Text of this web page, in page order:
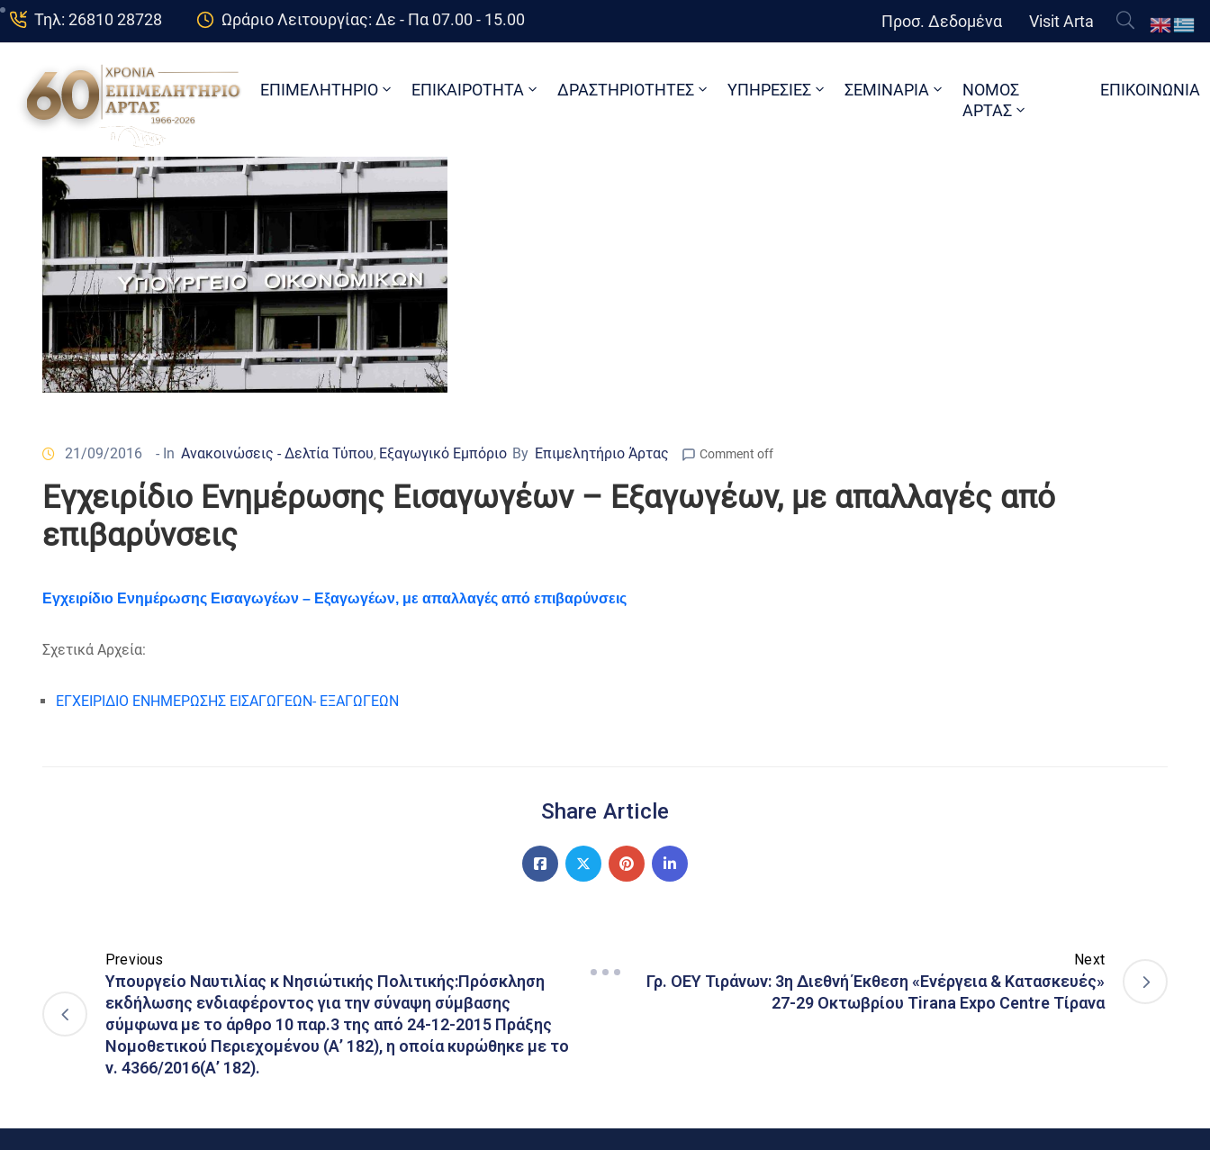
Τηλ: 26810 28728 Ωράριο Λειτουργίας: Δε - Πα 07.00 - 15.00 Προσ. Δεδομένα Visit Arta
ΕΠΙΜΕΛΗΤΗΡΙΟ ΕΠΙΚΑΙΡΟΤΗΤΑ ΔΡΑΣΤΗΡΙΟΤΗΤΕΣ ΥΠΗΡΕΣΙΕΣ ΣΕΜΙΝΑΡΙΑ
ΝΟΜΟΣ
ΑΡΤΑΣ
ΕΠΙΚΟΙΝΩΝΙΑ
21/09/2016 - In Ανακοινώσεις - Δελτία Τύπου‚ Εξαγωγικό Εμπόριο By Επιμελητήριο Άρτας Comment off
Εγχειρίδιο Ενημέρωσης Εισαγωγέων – Εξαγωγέων, με απαλλαγές από
επιβαρύνσεις
Εγχειρίδιο Ενημέρωσης Εισαγωγέων – Εξαγωγέων, με απαλλαγές από επιβαρύνσεις
Σχετικά Αρχεία:
ΕΓΧΕΙΡΙΔΙΟ ΕΝΗΜΕΡΩΣΗΣ ΕΙΣΑΓΩΓΕΩΝ- ΕΞΑΓΩΓΕΩΝ
Share Article
Previous
Υπουργείο Ναυτιλίας κ Νησιώτικής Πολιτικής:Πρόσκληση
εκδήλωσης ενδιαφέροντος για την σύναψη σύμβασης
σύμφωνα με το άρθρο 10 παρ.3 της από 24-12-2015 Πράξης
Νομοθετικού Περιεχομένου (Α’ 182), η οποία κυρώθηκε με το
ν. 4366/2016(Α’ 182).
Next
Γρ. ΟΕΥ Τιράνων: 3η Διεθνή Έκθεση «Ενέργεια & Κατασκευές»
27-29 Οκτωβρίου Τirana Expo Centre Τίρανα